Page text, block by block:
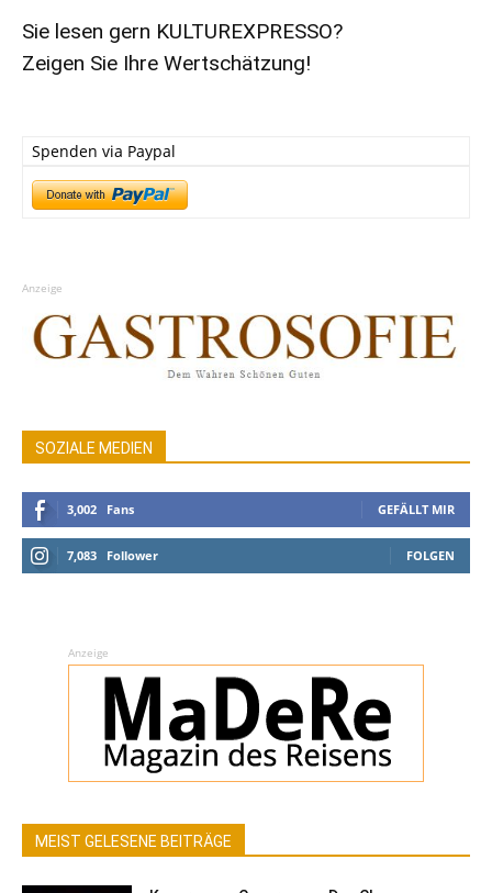
Sie lesen gern KULTUREXPRESSO?
Zeigen Sie Ihre Wertschätzung!
Spenden via Paypal
Anzeige
SOZIALE MEDIEN
3,002 Fans GEFÄLLT MIR
7,083 Follower FOLGEN
Anzeige
MEIST GELESENE BEITRÄGE